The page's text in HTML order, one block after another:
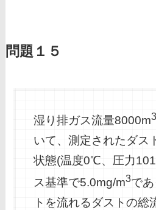
問題１５
湿り排ガス流量8000m3
いて、測定されたダス
状態(温度0℃、圧力
ス基準で5.0mg/m3で
トを流れるダストの総